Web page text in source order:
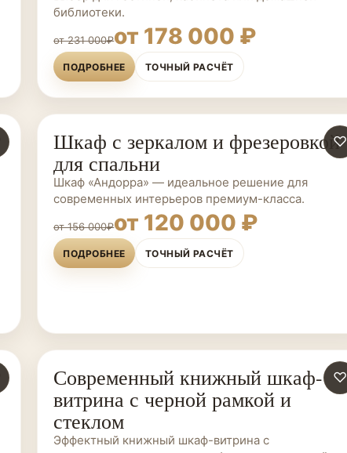
библиотеки.
от 231 000₽от 178 000 ₽
ПОДРОБНЕЕ ТОЧНЫЙ РАСЧЁТ
ШКАФЫ НА ЗАКАЗ ♡
Шкаф с зеркалом и фрезеровкой
для спальни
Шкаф «Андорра» — идеальное решение для
современных интерьеров премиум-класса.
от 156 000₽от 120 000 ₽
ПОДРОБНЕЕ ТОЧНЫЙ РАСЧЁТ
ШКАФЫ НА ЗАКАЗ ♡
Современный книжный шкаф-
витрина с черной рамкой и
стеклом
Эффектный книжный шкаф-витрина с